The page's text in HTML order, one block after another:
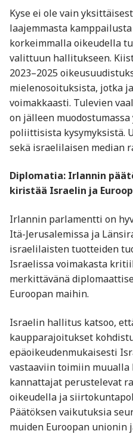
Kyse ei ole vain
laajemmasta
korkeimmalla oikeudella
valittuun hallitukseen.
2023–2025
mielenosoituksista, jotka
voimakkaasti. Tulevien
on jälleen
poliittisista kysymyksistä.
sekä israelilaisen median
Diplomatia: Irlannin
kiristää Israelin ja
Irlannin parlamentti on
Itä-Jerusalemissa ja
israelilaisten tuotteiden
Israelissa voimakasta
merkittävänä
Euroopan maihin.
Israelin hallitus katsoo,
kaupparajoitukset
epäoikeudenmukaisesti
vastaaviin toimiin muualla
kannattajat perustelevat
oikeudella ja
Päätöksen vaikutuksia
muiden Euroopan unionin